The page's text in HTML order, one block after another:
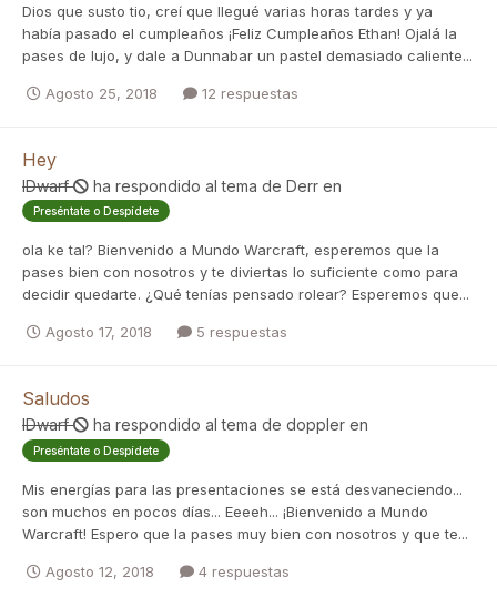
Dios que susto tio, creí que llegué varias horas tardes y ya
había pasado el cumpleaños ¡Feliz Cumpleaños Ethan! Ojalá la
pases de lujo, y dale a Dunnabar un pastel demasiado caliente...
Agosto 25, 2018 12 respuestas
Hey
IDwarf ha respondido al tema de Derr en
Preséntate o Despídete
ola ke tal? Bienvenido a Mundo Warcraft, esperemos que la
pases bien con nosotros y te diviertas lo suficiente como para
decidir quedarte. ¿Qué tenías pensado rolear? Esperemos que...
Agosto 17, 2018 5 respuestas
Saludos
IDwarf ha respondido al tema de doppler en
Preséntate o Despídete
Mis energías para las presentaciones se está desvaneciendo...
son muchos en pocos días... Eeeeh... ¡Bienvenido a Mundo
Warcraft! Espero que la pases muy bien con nosotros y que te...
Agosto 12, 2018 4 respuestas